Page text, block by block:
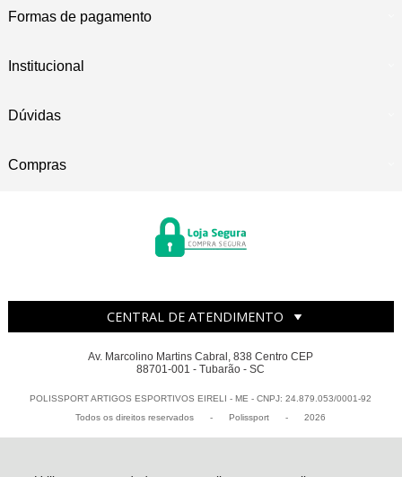
Formas de pagamento
Institucional
Dúvidas
Compras
CENTRAL DE ATENDIMENTO
Av. Marcolino Martins Cabral, 838 Centro CEP
88701-001 - Tubarão - SC
POLISSPORT ARTIGOS ESPORTIVOS EIRELI - ME - CNPJ: 24.879.053/0001-92
Todos os direitos reservados
- Polissport - 2026